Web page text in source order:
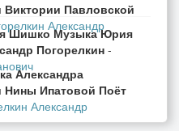
Виктории Павловской
Александр
Шишко Музыка Юрия
Погорелкин -
Александра
Нины Ипатовой Поёт
Александр